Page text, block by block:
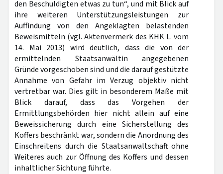
den Beschuldigten etwas zu tun“, und mit Blick auf
ihre weiteren Unterstützungsleistungen zur
Auffindung von den Angeklagten belastenden
Beweismitteln (vgl. Aktenvermerk des KHK L. vom
14. Mai 2013) wird deutlich, dass die von der
ermittelnden Staatsanwältin angegebenen
Gründe vorgeschoben sind und die darauf gestützte
Annahme von Gefahr im Verzug objektiv nicht
vertretbar war. Dies gilt in besonderem Maße mit
Blick darauf, dass das Vorgehen der
Ermittlungsbehörden hier nicht allein auf eine
Beweissicherung durch eine Sicherstellung des
Koffers beschränkt war, sondern die Anordnung des
Einschreitens durch die Staatsanwaltschaft ohne
Weiteres auch zur Öffnung des Koffers und dessen
inhaltlicher Sichtung führte.